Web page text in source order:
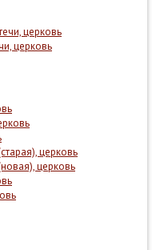
церковь
церковь
церковь
церковь